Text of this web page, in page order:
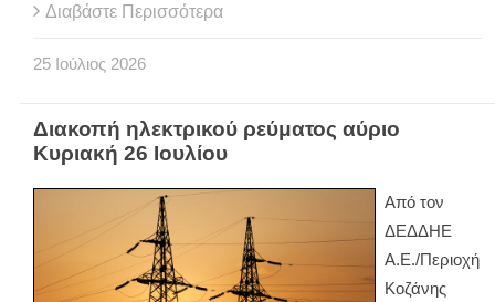
Διαβάστε Περισσότερα
25 Ιούλιος 2026
Διακοπή ηλεκτρικού ρεύματος αύριο
Κυριακή 26 Ιουλίου
Από τον
ΔΕΔΔΗΕ
Α.Ε./Περιοχή
Κοζάνης